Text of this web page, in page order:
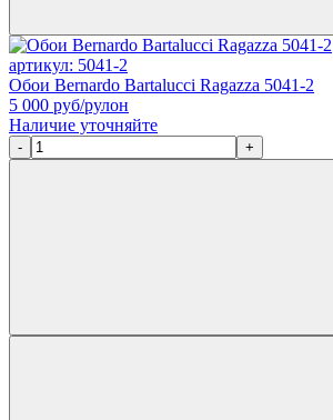
артикул: 5041-2
Обои Bernardo Bartalucci Ragazza 5041-2
5 000 руб/рулон
Наличие уточняйте
- +